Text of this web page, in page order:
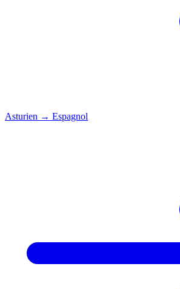
Asturien → Espagnol